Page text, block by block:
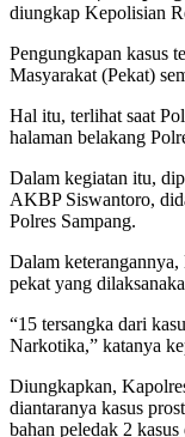
diungkap Kepolisian
Pengungkapan kasus
Masyarakat (Pekat)
Hal itu, terlihat saat
halaman belakang
Dalam kegiatan itu,
AKBP Siswantoro,
Polres Sampang.
Dalam
pekat yang
“15 tersangka dari
Narkotika,” katanya
Diungkapkan,
diantaranya kasus
bahan peledak 2